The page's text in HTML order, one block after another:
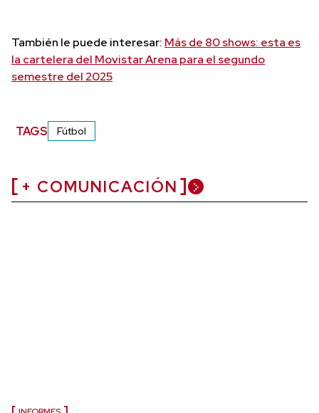
También le puede interesar: Más de 80 shows: esta es
la cartelera del Movistar Arena para el segundo
semestre del 2025
TAGS Fútbol
+ COMUNICACIÓN